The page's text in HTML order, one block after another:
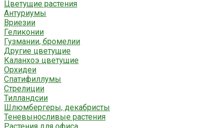
Цветущие растения
Антуриумы
Вриезии
Геликонии
Гузмании, бромелии
Другие цветущие
Каланхоэ цветущие
Орхидеи
Спатифиллумы
Стрелиции
Тилландсии
Шлюмбергеры, декабристы
Теневыносливые растения